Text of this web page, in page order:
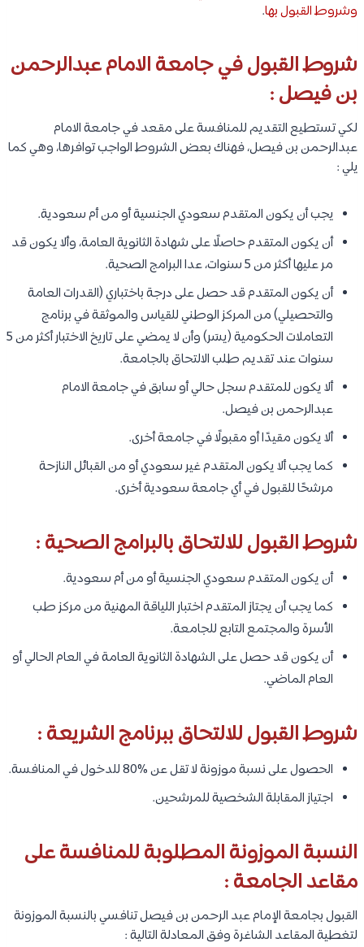
وشروط القبول بها.
شروط القبول في جامعة الامام عبدالرحمن
بن فيصل :
لكي تستطيع التقديم للمنافسة على مقعد في جامعة الامام
عبدالرحمن بن فيصل، فهناك بعض الشروط الواجب توافرها، وهي كما
يلي :
يجب أن يكون المتقدم سعودي الجنسية أو من أم سعودية.
أن يكون المتقدم حاصلًا على شهادة الثانوية العامة، وألا يكون قد
مر عليها أكثر من 5 سنوات، عدا البرامج الصحية.
أن يكون المتقدم قد حصل على درجة باختباري (القدرات العامة
والتحصيلي) من المركز الوطني للقياس والموثقة في برنامج
التعاملات الحكومية (يسَر) وأن لا يمضي على تاريخ الاختبار أكثر من 5
سنوات عند تقديم طلب الالتحاق بالجامعة.
ألا يكون للمتقدم سجل حالي أو سابق في جامعة الامام
عبدالرحمن بن فيصل.
ألا يكون مقيدًا أو مقبولًا في جامعة أخرى.
كما يجب ألا يكون المتقدم غير سعودي أو من القبائل النازحة
مرشحًا للقبول في أي جامعة سعودية أخرى.
شروط القبول للالتحاق بالبرامج الصحية :
أن يكون المتقدم سعودي الجنسية أو من أم سعودية.
كما يجب أن يجتاز المتقدم اختبار اللياقة المهنية من مركز طب
الأسرة والمجتمع التابع للجامعة.
أن يكون قد حصل على الشهادة الثانوية العامة في العام الحالي أو
العام الماضي.
شروط القبول للالتحاق ببرنامج الشريعة :
الحصول على نسبة موزونة لا تقل عن %80 للدخول في المنافسة.
اجتياز المقابلة الشخصية للمرشحين.
النسبة الموزونة المطلوبة للمنافسة على
مقاعد الجامعة :
القبول بجامعة الإمام عبد الرحمن بن فيصل تنافسي بالنسبة الموزونة
لتغطية المقاعد الشاغرة وفق المعادلة التالية :